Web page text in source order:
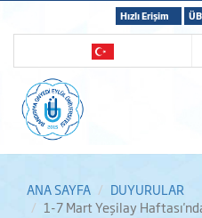
Hızlı Erişim
ANA SAYFA
DUYURULAR
1-7 Mart Yeşilay